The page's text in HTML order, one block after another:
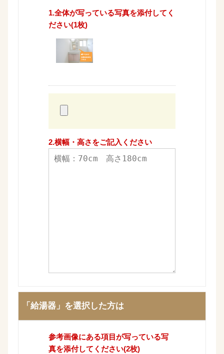
1.全体が写っている写真を添付してく
ださい(1枚)
2.横幅・高さをご記入ください
「給湯器」を選択した方は
参考画像にある項目が写っている写
真を添付してください(2枚)